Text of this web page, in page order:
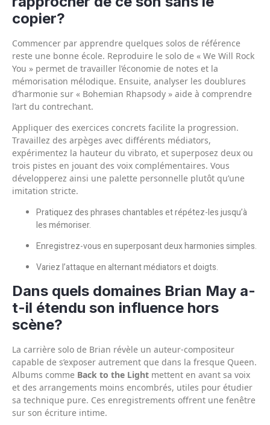
copier?
Commencer par apprendre quelques solos de référence
reste une bonne école. Reproduire le solo de « We Will Rock
You » permet de travailler l’économie de notes et la
mémorisation mélodique. Ensuite, analyser les doublures
d’harmonie sur « Bohemian Rhapsody » aide à comprendre
l’art du contrechant.
Appliquer des exercices concrets facilite la progression.
Travaillez des arpèges avec différents médiators,
expérimentez la hauteur du vibrato, et superposez deux ou
trois pistes en jouant des voix complémentaires. Vous
développerez ainsi une palette personnelle plutôt qu’une
imitation stricte.
Pratiquez des phrases chantables et répétez-les jusqu’à
les mémoriser.
Enregistrez-vous en superposant deux harmonies simples.
Variez l’attaque en alternant médiators et doigts.
Dans quels domaines Brian May a-
t-il étendu son influence hors
scène?
La carrière solo de Brian révèle un auteur-compositeur
capable de s’exposer autrement que dans la fresque Queen.
Albums comme Back to the Light mettent en avant sa voix
et des arrangements moins encombrés, utiles pour étudier
sa technique pure. Ces enregistrements offrent une fenêtre
sur son écriture intime.